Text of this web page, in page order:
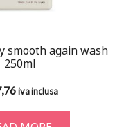
smooth again wash
250ml
iva inclusa